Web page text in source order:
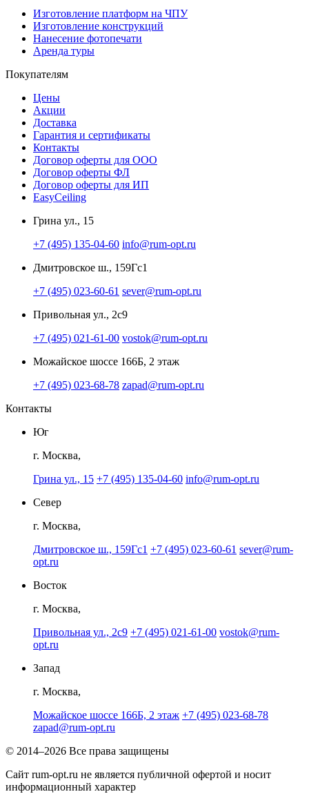
Изготовление платформ на ЧПУ
Изготовление конструкций
Нанесение фотопечати
Аренда туры
Покупателям
Цены
Акции
Доставка
Гарантия и сертификаты
Контакты
Договор оферты для ООО
Договор оферты ФЛ
Договор оферты для ИП
EasyCeiling
Грина ул., 15
+7 (495) 135-04-60 info@rum-opt.ru
Дмитровское ш., 159Гс1
+7 (495) 023-60-61 sever@rum-opt.ru
Привольная ул., 2с9
+7 (495) 021-61-00 vostok@rum-opt.ru
Можайское шоссе 166Б, 2 этаж
+7 (495) 023-68-78 zapad@rum-opt.ru
Контакты
Юг
г. Москва,
Грина ул., 15 +7 (495) 135-04-60 info@rum-opt.ru
Север
г. Москва,
Дмитровское ш., 159Гс1 +7 (495) 023-60-61 sever@rum-
opt.ru
Восток
г. Москва,
Привольная ул., 2с9 +7 (495) 021-61-00 vostok@rum-
opt.ru
Запад
г. Москва,
Можайское шоссе 166Б, 2 этаж +7 (495) 023-68-78
zapad@rum-opt.ru
© 2014–2026 Все права защищены
Сайт rum-opt.ru не является публичной офертой и носит
информационный характер